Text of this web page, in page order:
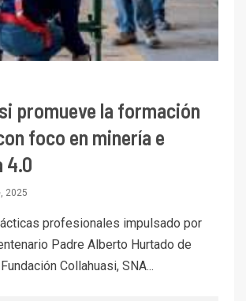
promueve la formación
foco en minería e
4.0
2025
profesionales impulsado por
Padre Alberto Hurtado de
Collahuasi, SNA...
Codelco Ventanas prueba
camión 100% eléctrico para
transportar cátodos al Puerto
I+D
Producción minera en mayo de
PIB minero impacta el
crecimiento regional: Banco
dispares en el primer